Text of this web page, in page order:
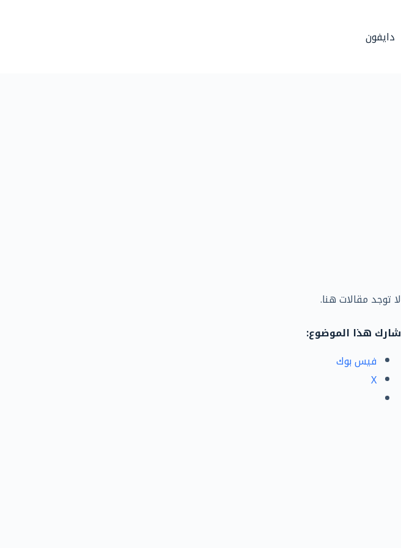
المحتوى
دايفون
لا توجد مقالات هنا.
شارك هذا الموضوع:
فيس بوك
X